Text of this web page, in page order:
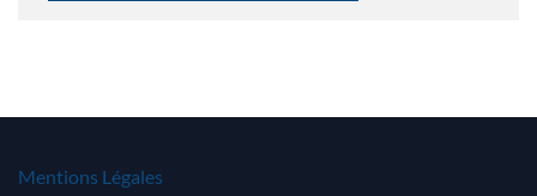
Mentions Légales